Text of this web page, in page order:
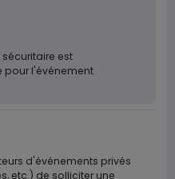
est
pour l'événement
d'événements privés
etc.) de solliciter une